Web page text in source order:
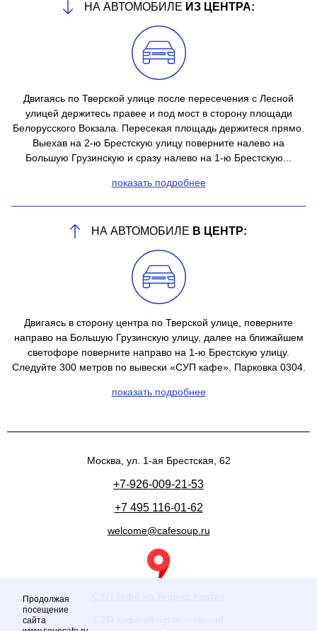
НА АВТОМОБИЛЕ ИЗ ЦЕНТРА:
Двигаясь по Тверской улице после пересечения с Лесной
улицей держитесь правее и под мост в сторону площади
Белорусского Вокзала. Пересекая площадь держитеся прямо.
Выехав на 2-ю Брестскую улицу поверните налево на
Большую Грузинскую и сразу налево на 1-ю Брестскую...
показать подробнее
НА АВТОМОБИЛЕ В ЦЕНТР:
Двигаясь в сторону центра по Тверской улице, поверните
направо на Большую Грузинскую улицу, далее на ближайшем
светофоре поверните направо на 1-ю Брестскую улицу.
Следуйте 300 метров по вывески «СУП кафе». Парковка 0304.
показать подробнее
+7-926-009-21-53
+7 495 116-01-62
welcome@cafesoup.ru
Москва, ул. 1-ая Брестская, 62
Продолжая
посещение
сайта